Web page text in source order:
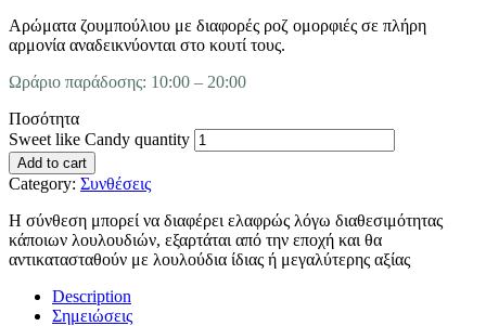
Αρώματα ζουμπούλιου με διαφορές ροζ ομορφιές σε πλήρη
αρμονία αναδεικνύονται στο κουτί τους.
Ωράριο παράδοσης: 10:00 – 20:00
Ποσότητα
Sweet like Candy quantity
Add to cart
Category: Συνθέσεις
Η σύνθεση μπορεί να διαφέρει ελαφρώς λόγω διαθεσιμότητας
κάποιων λουλουδιών, εξαρτάται από την εποχή και θα
αντικατασταθούν με λουλούδια ίδιας ή μεγαλύτερης αξίας
Description
Σημειώσεις